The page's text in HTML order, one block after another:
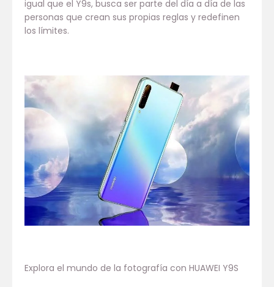
igual que el Y9s, busca ser parte del día a día de las
personas que crean sus propias reglas y redefinen
los límites.
Explora el mundo de la fotografía con HUAWEI Y9S